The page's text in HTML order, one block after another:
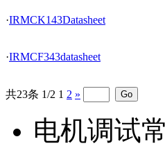
·IRMCK143Datasheet
·IRMCF343datasheet
共23条 1/2 1 2 »
电机调试